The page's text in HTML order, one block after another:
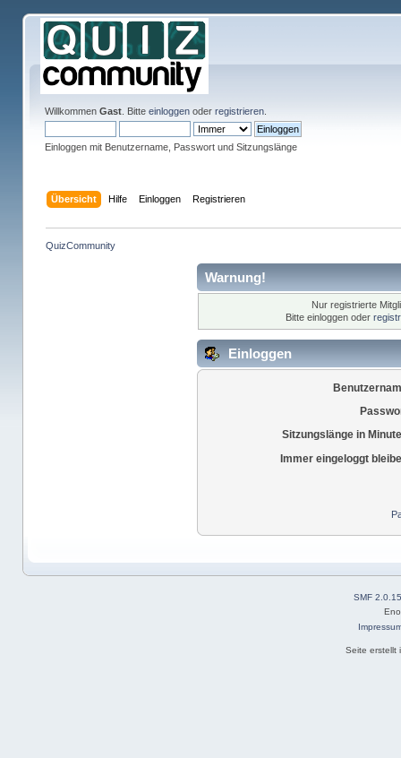
Willkommen Gast. Bitte einloggenoder registrieren.
Einloggen mit Benutzername, Passwort und Sitzungslänge
Übersicht Hilfe Einloggen Registrieren
QuizCommunity
Warnung!
Nur registrierte
Bitte einloggen oder
Einloggen
Sitzungslänge in
Immer eingeloggt
SMF 2.0.15
Seite erstellt